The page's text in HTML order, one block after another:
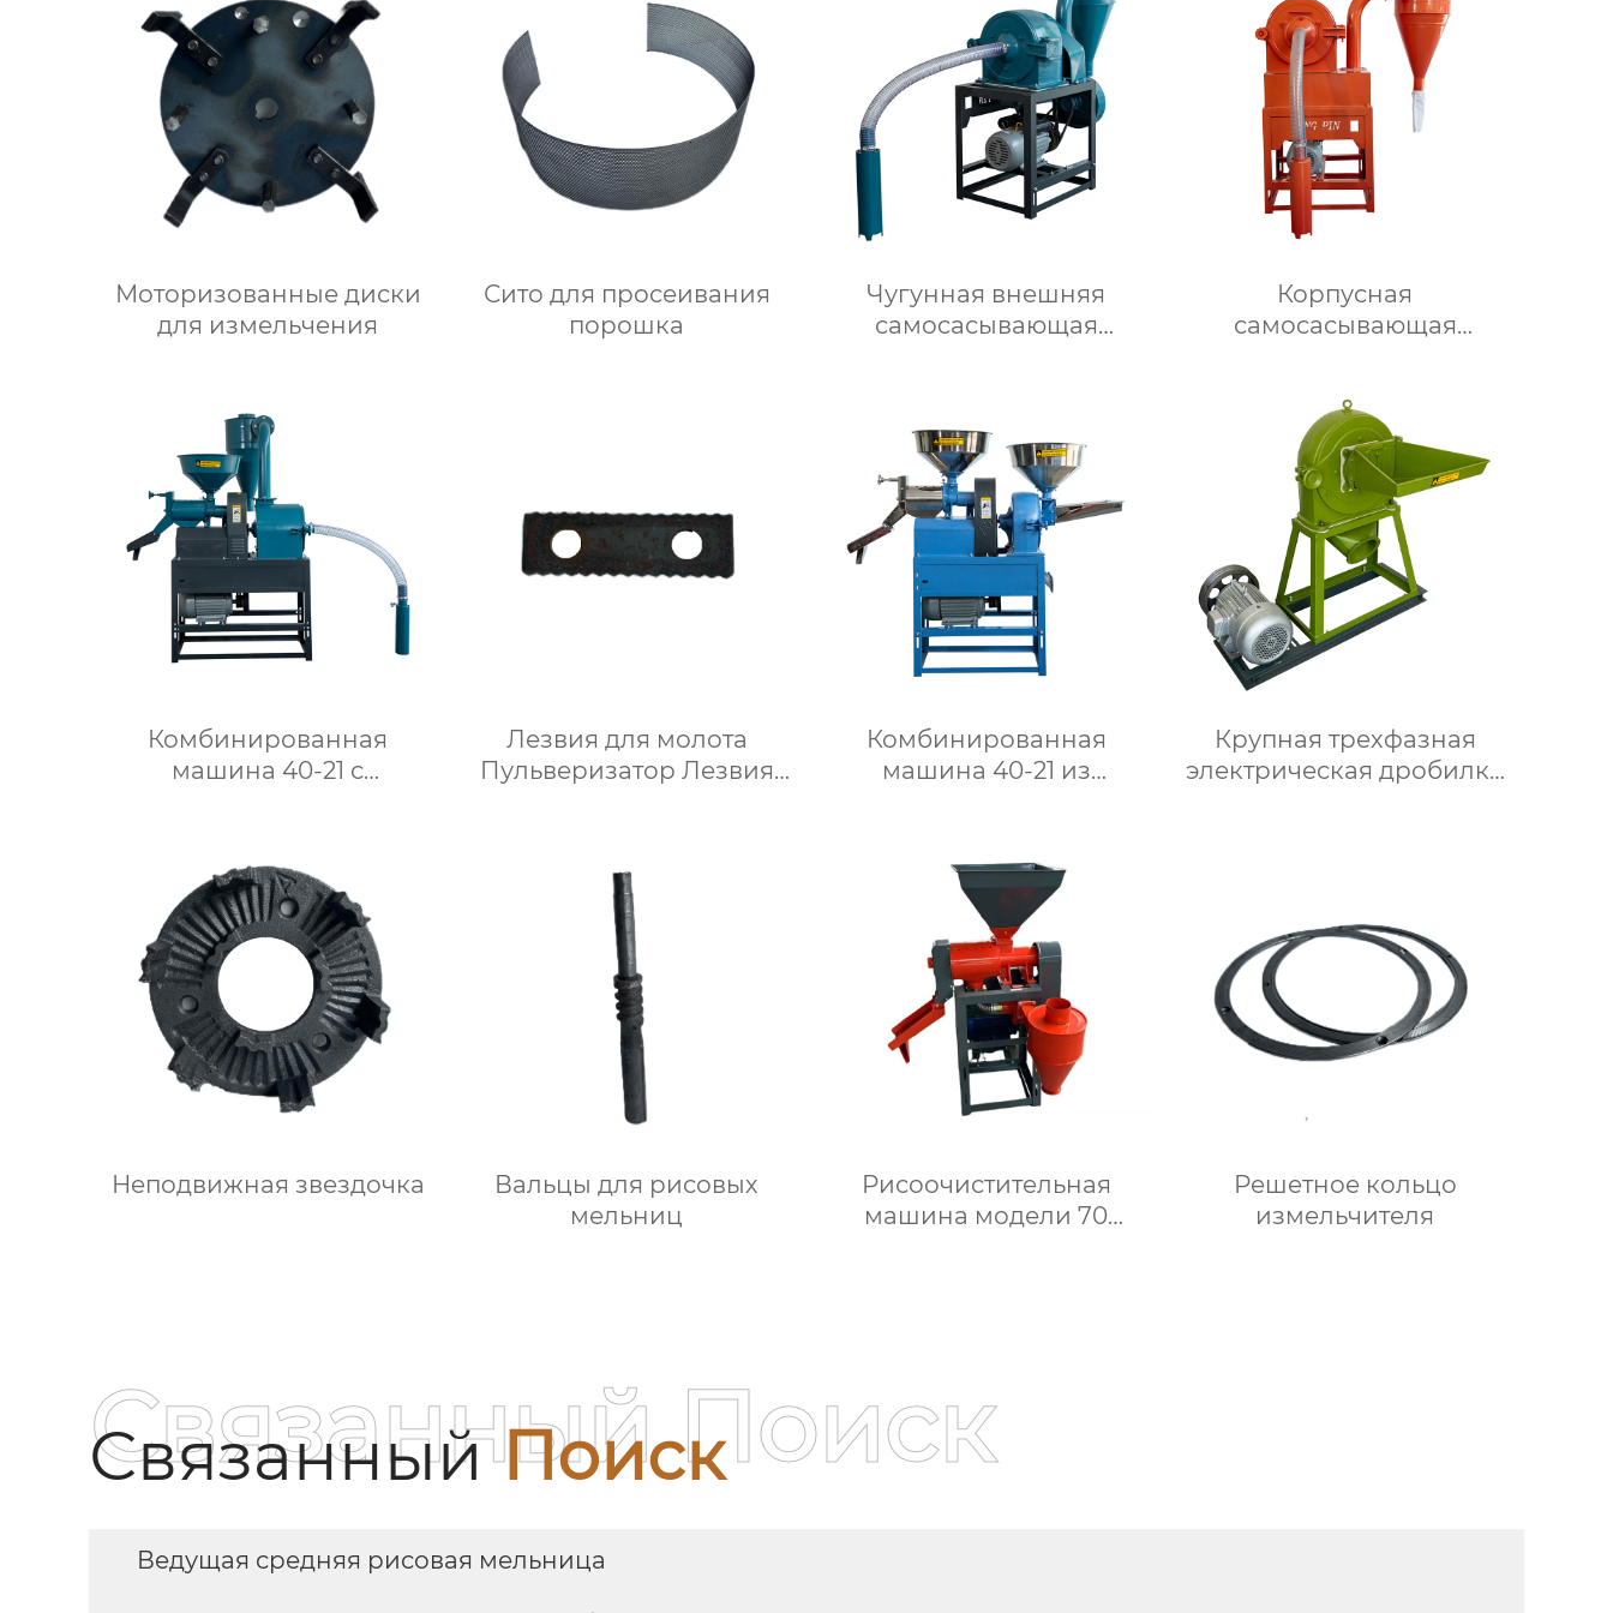
Моторизованные диски
для измельчения
Сито для просеивания
порошка
Чугунная внешняя
самоcасывающая
Корпусная
самоcасывающая
Комбинированная
машина 40-21 с
Лезвия для молота
Пульверизатор Лезвия
Комбинированная
машина 40-21 из
Крупная трехфазная
электрическая дробилка
Неподвижная звездочка
Вальцы для рисовых
мельниц
Рисоочистительная
машина модели 70
Решетное кольцо
измельчителя
СвязанныйПоиск
Связанный Поиск
Ведущая средняя рисовая мельница